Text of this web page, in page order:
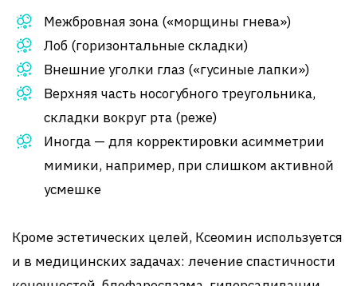
Межбровная зона («морщины гнева»)
Лоб (горизонтальные складки)
Внешние уголки глаз («гусиные лапки»)
Верхняя часть носогубного треугольника,
складки вокруг рта (реже)
Иногда — для корректировки асимметрии
мимики, например, при слишком активной
усмешке
Кроме эстетических целей, Ксеомин используется
и в медицинских задачах: лечение спастичности